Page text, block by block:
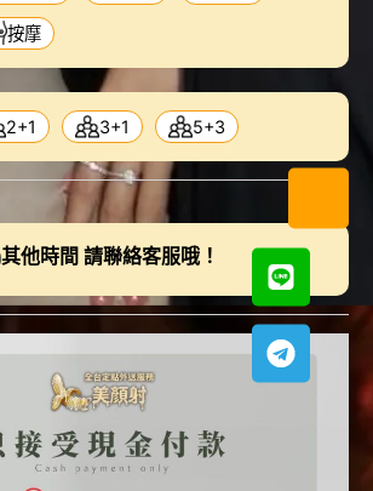
按摩
2+1 3+1 5+3
其他時間 請聯絡客服哦！